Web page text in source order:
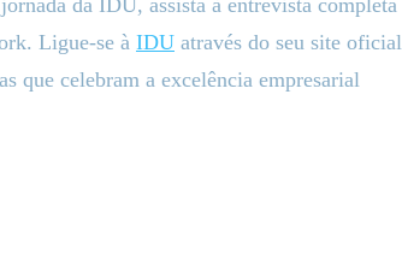
Ligue-se à IDU através do seu site oficial
que celebram a excelência empresarial